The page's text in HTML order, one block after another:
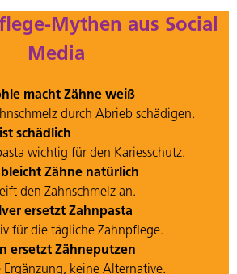
Mythen aus Social
Media
macht Zähne weiß
durch Abrieb schädigen.
schädlich
wichtig für den Kariesschutz.
Zähne natürlich
den Zahnschmelz an.
ersetzt Zahnpasta
für die tägliche Zahnpflege.
ersetzt Zähneputzen
Ergänzung, keine Alternative.